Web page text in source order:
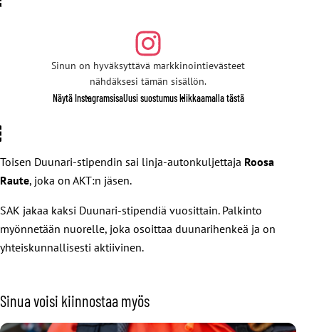
Sinun on hyväksyttävä markkinointievästeet
nähdäksesi tämän sisällön.
Näytä InstagramsisaUusi suostumus klikkaamalla tästä
Toisen Duunari-stipendin sai linja-autonkuljettaja Roosa
Raute, joka on AKT:n jäsen.
SAK jakaa kaksi Duunari-stipendiä vuosittain. Palkinto
myönnetään nuorelle, joka osoittaa duunarihenkeä ja on
yhteiskunnallisesti aktiivinen.
Sinua voisi kiinnostaa myös